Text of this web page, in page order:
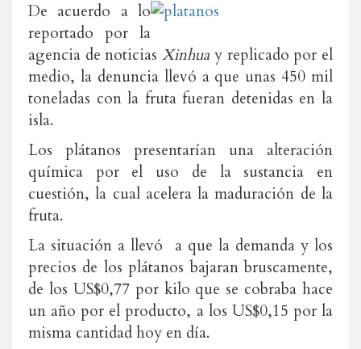
De acuerdo a lo
reportado por la
agencia de noticiasXinhua y replicado por el
medio, la denuncia llevó a que unas 450 mil
toneladas con la fruta fueran detenidas en la
isla.
Los plátanos presentarían una alteración
química por el uso de la sustancia en
cuestión, la cual acelera la maduración de la
fruta.
La situación a llevó a que la demanda y los
precios de los plátanos bajaran bruscamente,
de los US$0,77 por kilo que se cobraba hace
un año por el producto, a los US$0,15 por la
misma cantidad hoy en día.